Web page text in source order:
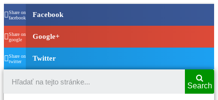
Share on
facebook
Facebook
Share on
google
Google+
Share on
twitter
Twitter
Search